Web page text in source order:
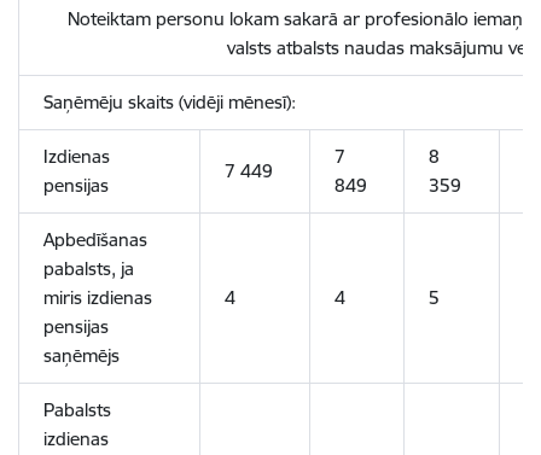
Noteiktam personu lokam sakarā ar profesionālo
valsts atbalsts naudas maksājumu
Saņēmēju skaits (vidēji mēnesī):
Izdienas
pensijas
7 449
7
849
8
359
Apbedīšanas
pabalsts, ja
miris izdienas
pensijas
saņēmējs
4 4 5
Pabalsts
izdienas